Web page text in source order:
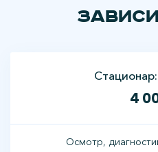
4
Осмотр,